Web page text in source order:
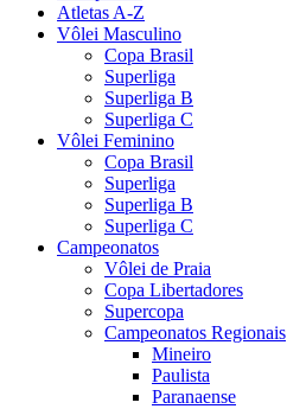
Atletas A-Z
Vôlei Masculino
Copa Brasil
Superliga
Superliga B
Superliga C
Vôlei Feminino
Copa Brasil
Superliga
Superliga B
Superliga C
Campeonatos
Vôlei de Praia
Copa Libertadores
Supercopa
Campeonatos Regionais
Mineiro
Paulista
Paranaense